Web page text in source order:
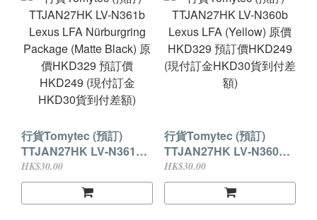
行貨Tomytec (預訂)
TTJAN27HK LV-N361b
Lexus LFA Nürburgring
Package (Matte Black)
原價HKD329 預訂價
HK$30.00
行貨Tomytec (預訂)
TTJAN27HK LV-N360b
Lexus LFA (Yellow) 原價
HKD329 預訂價HKD249
(現付訂金HKD30貨到付
HK$30.00